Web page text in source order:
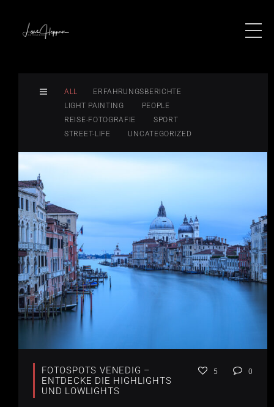
ALL
ERFAHRUNGSBERICHTE
LIGHT PAINTING
PEOPLE
REISE-FOTOGRAFIE
SPORT
STREET-LIFE
UNCATEGORIZED
FOTOSPOTS VENEDIG –
ENTDECKE DIE HIGHLIGHTS
UND LOWLIGHTS
5 0